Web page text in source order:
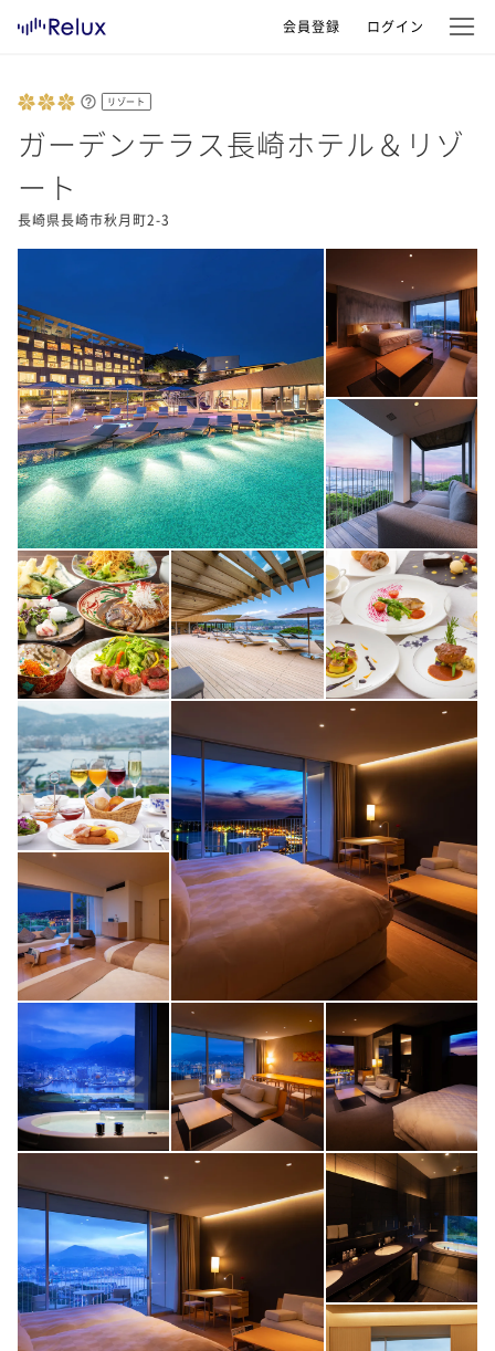
会員登録 ログイン
リゾート
ガーデンテラス長崎ホテル＆リゾ
ート
長崎県長崎市秋月町2-3